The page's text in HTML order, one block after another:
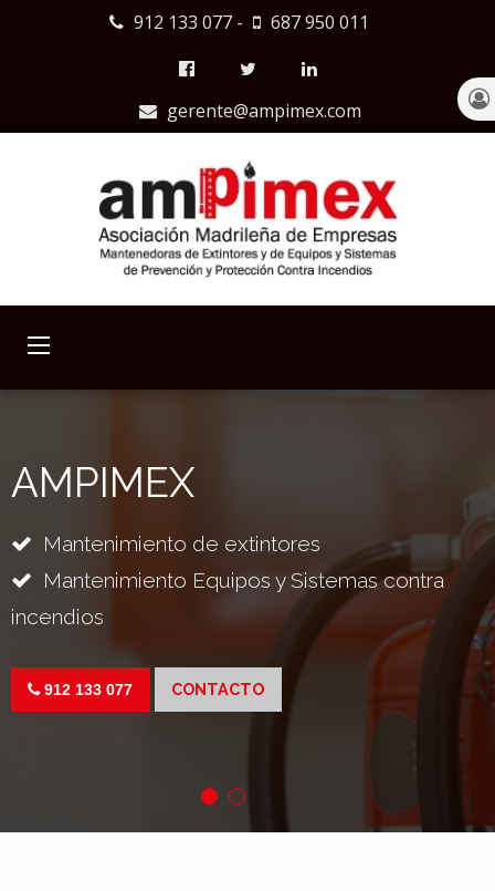
912 133 077- 687 950 011
gerente@ampimex.com
AMPIMEX
Mantenimiento de extintores
Mantenimiento Equipos y Sistemas contra
incendios
912 133 077 CONTACTO